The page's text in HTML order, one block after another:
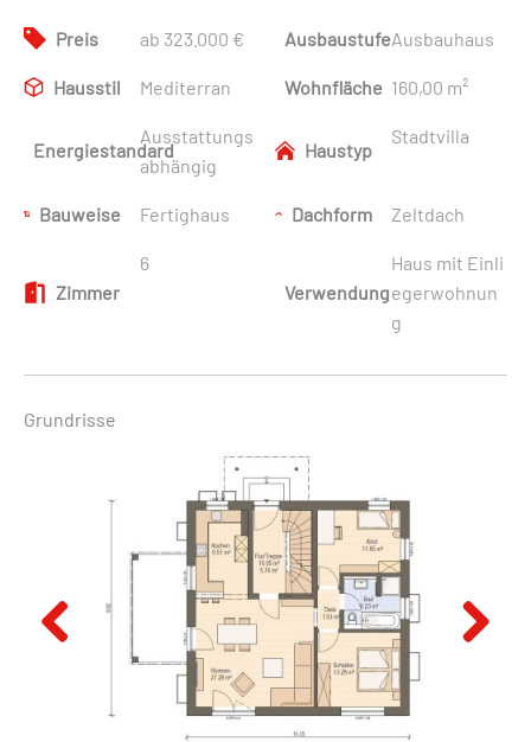
Preis ab 323.000 € AusbaustufeAusbauhaus
Hausstil Mediterran Wohnfläche 160,00 m²
Energiestandard
Ausstattungs
abhängig
Haustyp
Stadtvilla
Bauweise Fertighaus Dachform Zeltdach
Zimmer
6
Verwendung
Haus mit Einli
egerwohnun
g
Grundrisse